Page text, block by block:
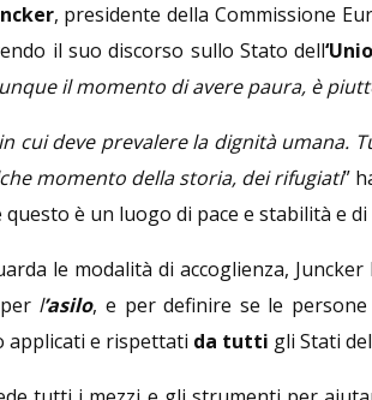
, presidente della Commissione
il suo discorso sullo Stato dell
il momento di avere paura, è
cui deve prevalere la dignità
momento della storia, dei rifugiati”
questo è un luogo di pace e stabilità e
le modalità di accoglienza,
l’asilo, e per definire se le
applicati e rispettati da tutti gli Stati